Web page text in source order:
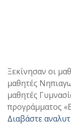
Ξεκίνησαν οι
μαθητές
μαθητές
προγράμματος
Διαβάστε